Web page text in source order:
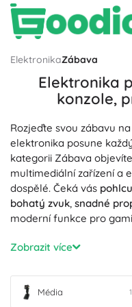
ElektronikaZábava
Elektronika
konzole,
Rozjeďte svou zábavu
elektronika posune
kategorii Zábava
multimediální zařízení a
dospělé. Čeká vás
bohatý zvuk, snadné
moderní funkce pro
Chcete tvořit
kamerou, GPS,
bezpečnostní asistenty.
rychlým SSD, 120 Hz
Zobrazit více
Média